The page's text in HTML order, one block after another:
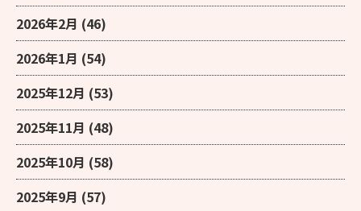
2026年2月 (46)
2026年1月 (54)
2025年12月 (53)
2025年11月 (48)
2025年10月 (58)
2025年9月 (57)